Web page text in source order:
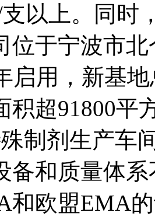
以上。同时
位于宁波市
启用，新基
积超91800平
制剂生产车
备和质量体
和欧盟EMA